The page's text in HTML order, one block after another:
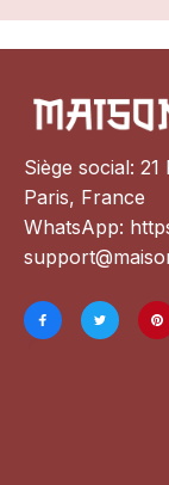
Siège social:
Paris, France
WhatsApp: